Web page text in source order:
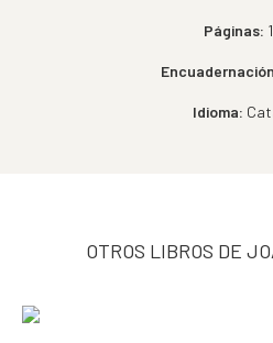
Páginas:
Idioma:
OTROS LIBROS DE